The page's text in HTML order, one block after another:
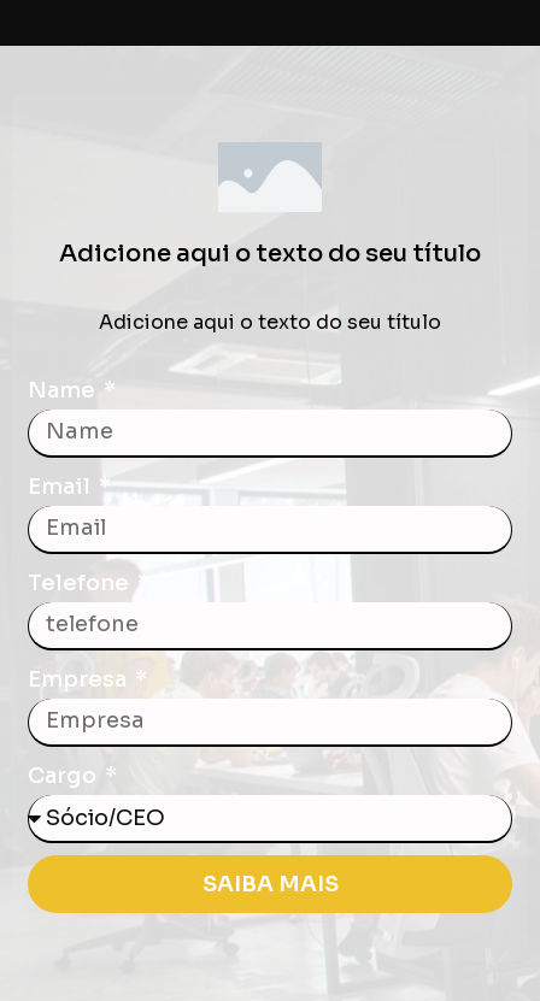
Adicione aqui o texto do seu título
Adicione aqui o texto do seu título
Name
Email
Telefone
Empresa
Cargo
SAIBA MAIS